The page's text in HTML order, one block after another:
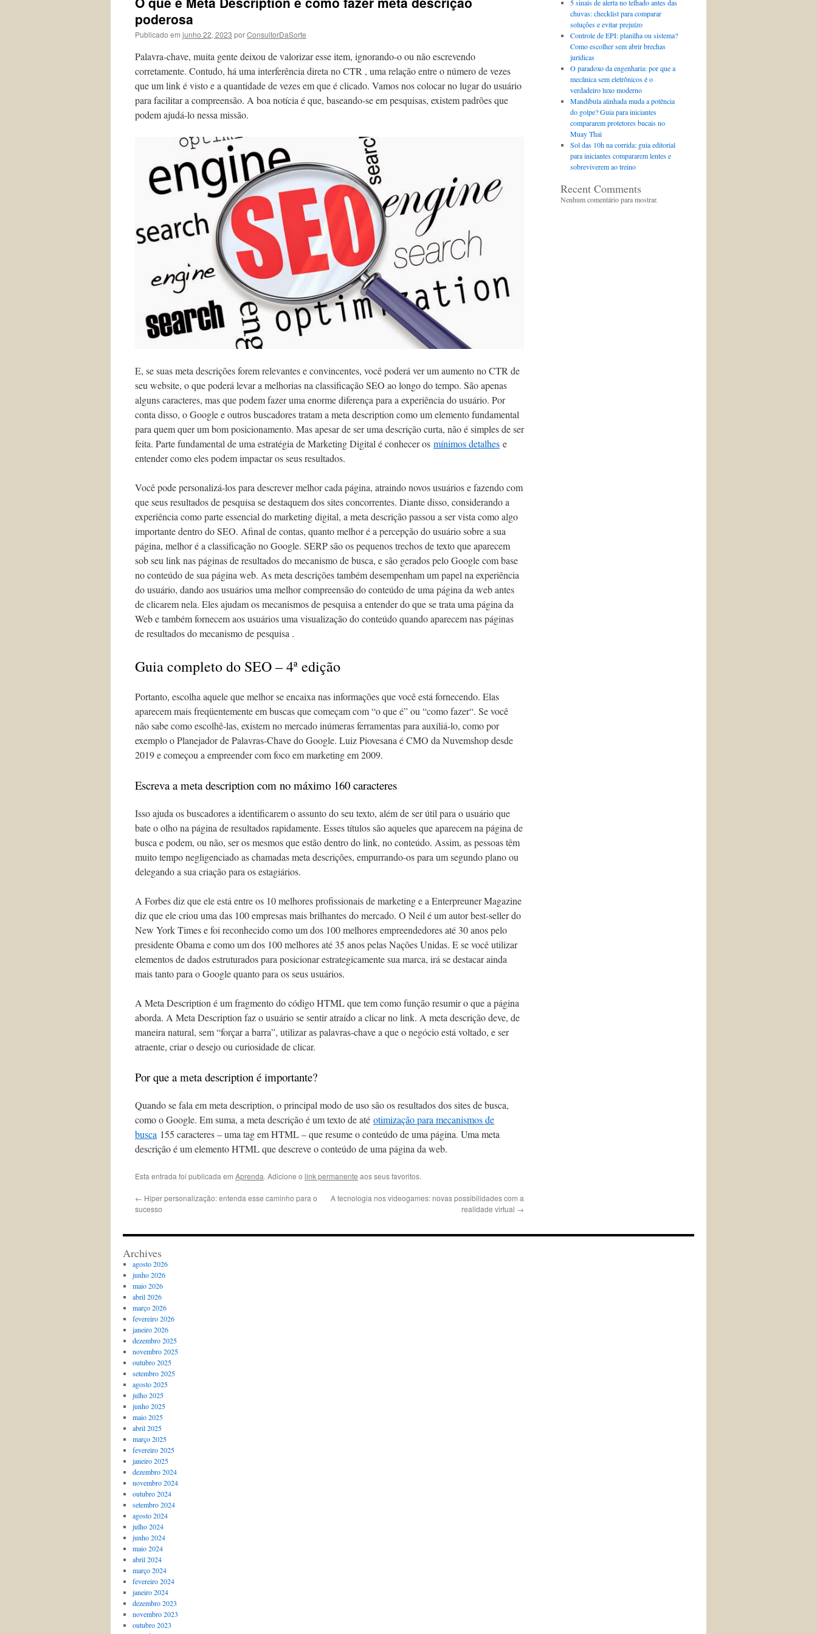
poderosa
Publicado em junho 22, 2023 porConsultorDaSorte
Palavra-chave, muita gente deixou de valorizar esse item, ignorando-o ou não escrevendo
corretamente. Contudo, há uma interferência direta no CTR , uma relação entre o número de vezes
que um link é visto e a quantidade de vezes em que é clicado. Vamos nos colocar no lugar do usuário
para facilitar a compreensão. A boa notícia é que, baseando-se em pesquisas, existem padrões que
podem ajudá-lo nessa missão.
E, se suas meta descrições forem relevantes e convincentes, você poderá ver um aumento no CTR de
seu website, o que poderá levar a melhorias na classificação SEO ao longo do tempo. São apenas
alguns caracteres, mas que podem fazer uma enorme diferença para a experiência do usuário. Por
conta disso, o Google e outros buscadores tratam a meta description como um elemento fundamental
para quem quer um bom posicionamento. Mas apesar de ser uma descrição curta, não é simples de ser
feita. Parte fundamental de uma estratégia de Marketing Digital é conhecer os mínimos detalhes e
entender como eles podem impactar os seus resultados.
Você pode personalizá-los para descrever melhor cada página, atraindo novos usuários e fazendo com
que seus resultados de pesquisa se destaquem dos sites concorrentes. Diante disso, considerando a
experiência como parte essencial do marketing digital, a meta descrição passou a ser vista como algo
importante dentro do SEO. Afinal de contas, quanto melhor é a percepção do usuário sobre a sua
página, melhor é a classificação no Google. SERP são os pequenos trechos de texto que aparecem
sob seu link nas páginas de resultados do mecanismo de busca, e são gerados pelo Google com base
no conteúdo de sua página web. As meta descrições também desempenham um papel na experiência
do usuário, dando aos usuários uma melhor compreensão do conteúdo de uma página da web antes
de clicarem nela. Eles ajudam os mecanismos de pesquisa a entender do que se trata uma página da
Web e também fornecem aos usuários uma visualização do conteúdo quando aparecem nas páginas
de resultados do mecanismo de pesquisa .
Guia completo do SEO – 4ª edição
Portanto, escolha aquele que melhor se encaixa nas informações que você está fornecendo. Elas
aparecem mais freqüentemente em buscas que começam com “o que é” ou “como fazer“. Se você
não sabe como escolhê-las, existem no mercado inúmeras ferramentas para auxiliá-lo, como por
exemplo o Planejador de Palavras-Chave do Google. Luiz Piovesana é CMO da Nuvemshop desde
2019 e começou a empreender com foco em marketing em 2009.
Escreva a meta description com no máximo 160 caracteres
Isso ajuda os buscadores a identificarem o assunto do seu texto, além de ser útil para o usuário que
bate o olho na página de resultados rapidamente. Esses títulos são aqueles que aparecem na página de
busca e podem, ou não, ser os mesmos que estão dentro do link, no conteúdo. Assim, as pessoas têm
muito tempo negligenciado as chamadas meta descrições, empurrando-os para um segundo plano ou
delegando a sua criação para os estagiários.
A Forbes diz que ele está entre os 10 melhores profissionais de marketing e a Enterpreuner Magazine
diz que ele criou uma das 100 empresas mais brilhantes do mercado. O Neil é um autor best-seller do
New York Times e foi reconhecido como um dos 100 melhores empreendedores até 30 anos pelo
presidente Obama e como um dos 100 melhores até 35 anos pelas Nações Unidas. E se você utilizar
elementos de dados estruturados para posicionar estrategicamente sua marca, irá se destacar ainda
mais tanto para o Google quanto para os seus usuários.
A Meta Description é um fragmento do código HTML que tem como função resumir o que a página
aborda. A Meta Description faz o usuário se sentir atraído a clicar no link. A meta descrição deve, de
maneira natural, sem “forçar a barra”, utilizar as palavras-chave a que o negócio está voltado, e ser
atraente, criar o desejo ou curiosidade de clicar.
Por que a meta description é importante?
Quando se fala em meta description, o principal modo de uso são os resultados dos sites de busca,
como o Google. Em suma, a meta descrição é um texto de até otimização para mecanismos de
busca 155 caracteres – uma tag em HTML – que resume o conteúdo de uma página. Uma meta
descrição é um elemento HTML que descreve o conteúdo de uma página da web.
Esta entrada foi publicada em Aprenda. Adicione o link permanente aos seus favoritos.
← Hiper personalização: entenda esse caminho para o
sucesso
A tecnologia nos videogames: novas possibilidades com a
realidade virtual →
5 sinais de alerta no telhado antes das
chuvas: checklist para comparar
soluções e evitar prejuízo
Controle de EPI: planilha ou sistema?
Como escolher sem abrir brechas
jurídicas
O paradoxo da engenharia: por que a
mecânica sem eletrônicos é o
verdadeiro luxo moderno
Mandíbula alinhada muda a potência
do golpe? Guia para iniciantes
compararem protetores bucais no
Muay Thai
Sol das 10h na corrida: guia editorial
para iniciantes compararem lentes e
sobreviverem ao treino
Recent Comments
Nenhum comentário para mostrar.
Archives
agosto 2026
junho 2026
maio 2026
abril 2026
março 2026
fevereiro 2026
janeiro 2026
dezembro 2025
novembro 2025
outubro 2025
setembro 2025
agosto 2025
julho 2025
junho 2025
maio 2025
abril 2025
março 2025
fevereiro 2025
janeiro 2025
dezembro 2024
novembro 2024
outubro 2024
setembro 2024
agosto 2024
julho 2024
junho 2024
maio 2024
abril 2024
março 2024
fevereiro 2024
janeiro 2024
dezembro 2023
novembro 2023
outubro 2023